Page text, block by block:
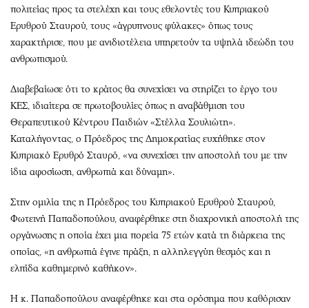
πολιτείας προς τα στελέχη και τους εθελοντές του Κυπριακού
Ερυθρού Σταυρού, τους «άγρυπνους φύλακες» όπως τους
χαρακτήρισε, που με ανιδιοτέλεια υπηρετούν τα υψηλά ιδεώδη του
ανθρωπισμού.
Διαβεβαίωσε ότι το κράτος θα συνεχίσει να στηρίζει το έργο του
ΚΕΣ, ιδιαίτερα σε πρωτοβουλίες όπως η αναβάθμιση του
Θεραπευτικού Κέντρου Παιδιών «Στέλλα Σουλιώτη».
Καταλήγοντας, ο Πρόεδρος της Δημοκρατίας ευχήθηκε στον
Κυπριακό Ερυθρό Σταυρό, «να συνεχίσει την αποστολή του με την
ίδια αφοσίωση, ανθρωπιά και δύναμη».
Στην ομιλία της η Πρόεδρος του Κυπριακού Ερυθρού Σταυρού,
Φωτεινή Παπαδοπούλου, αναφέρθηκε στη διαχρονική αποστολή της
οργάνωσης η οποία έχει μια πορεία 75 ετών κατά τη διάρκεια της
οποίας, «η ανθρωπιά έγινε πράξη, η αλληλεγγύη θεσμός και η
ελπίδα καθημερινό καθήκον».
Η κ. Παπαδοπούλου αναφέρθηκε και στα ορόσημα που καθόρισαν